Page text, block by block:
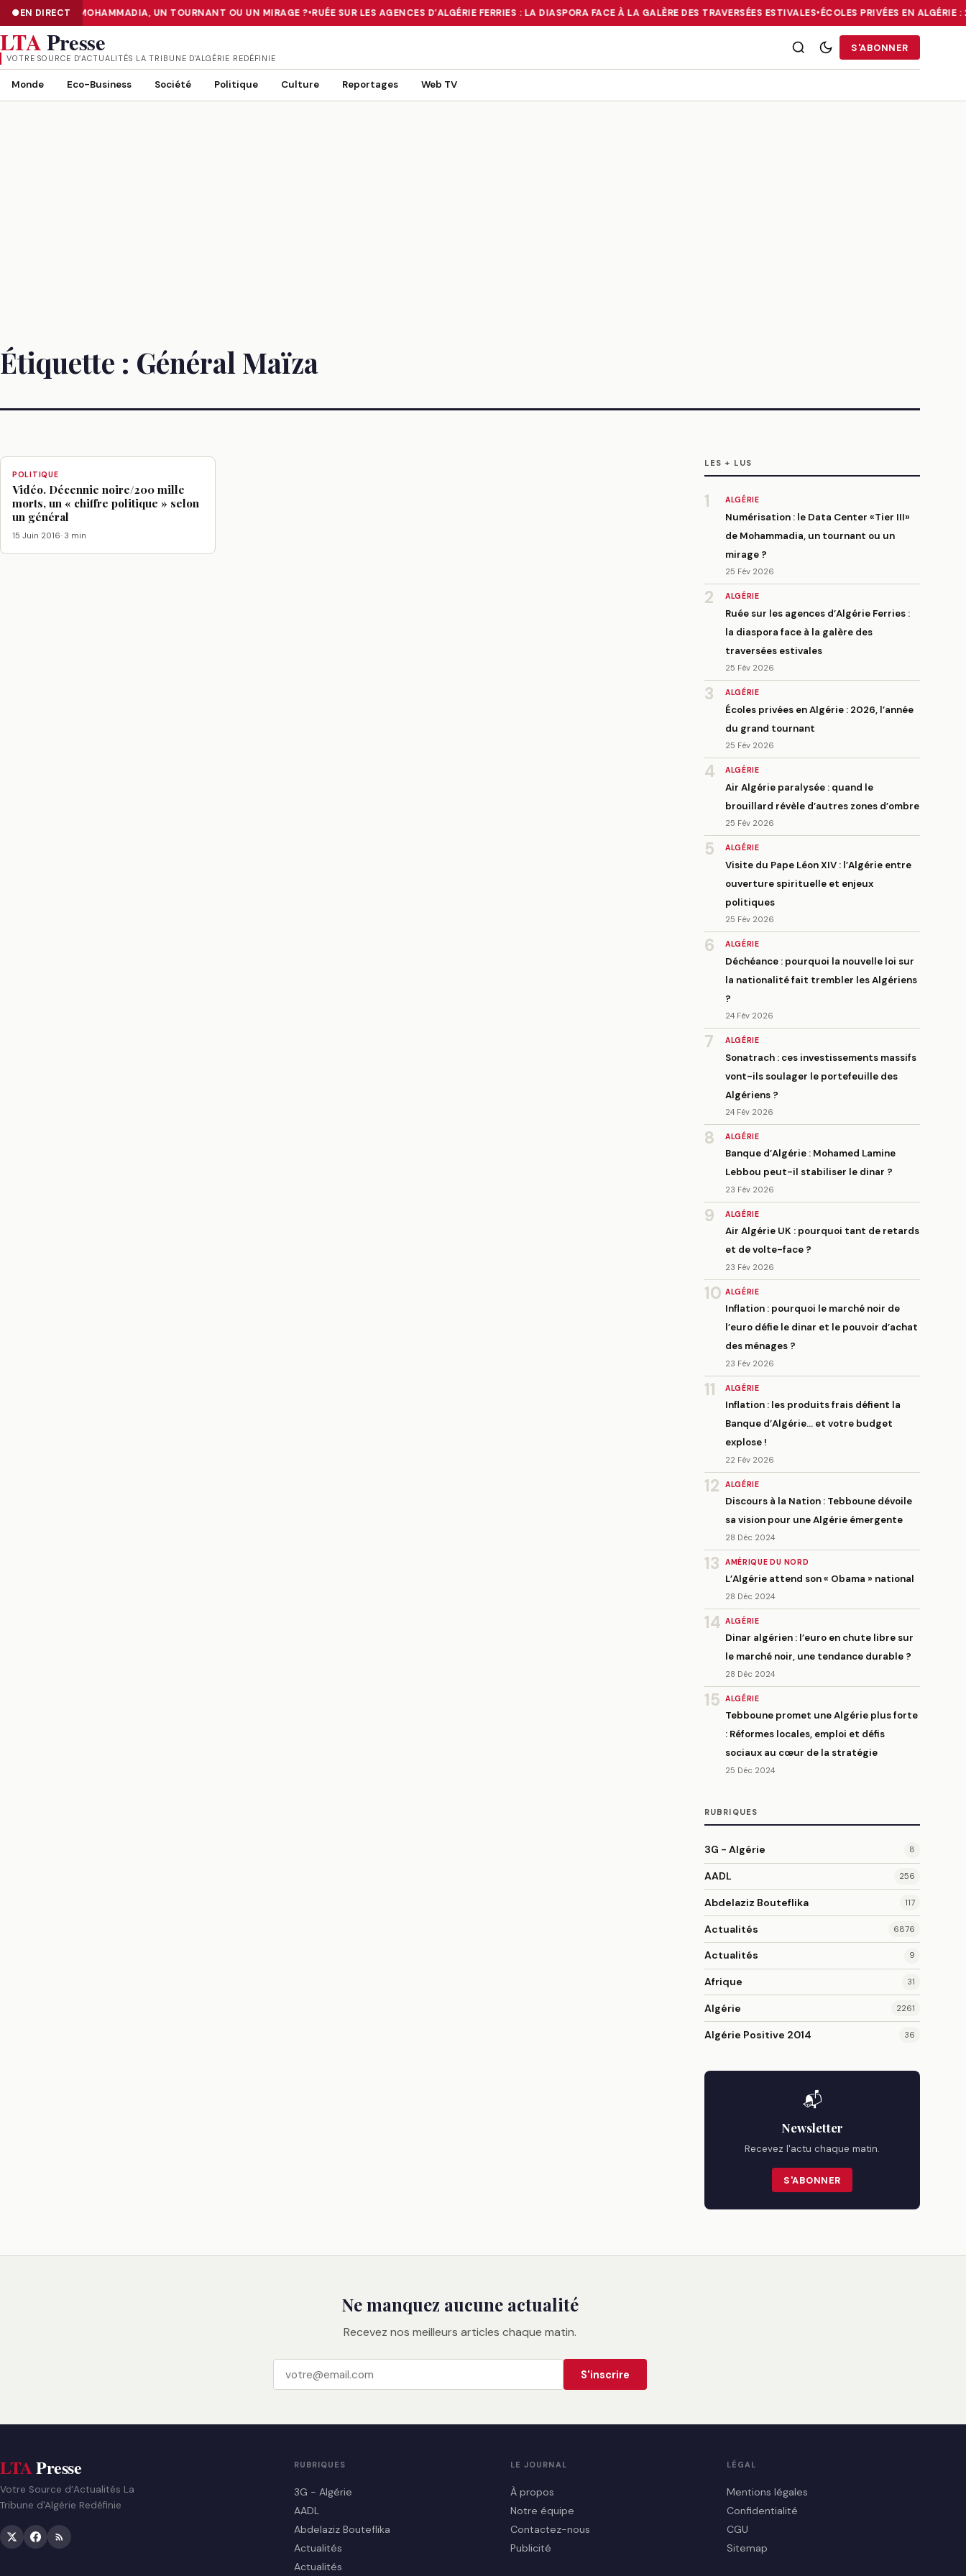
EN DIRECT
«TIER III» DE MOHAMMADIA, UN TOURNANT OU UN MIRAGE ? •RUÉE SUR LES AGENCES D’ALGÉRIE FERRIES : LA DIASPORA FACE À LA GALÈRE DES TRAVERSÉES ESTIVALES•ÉCOLES PRIVÉES EN ALGÉRIE :
NUMÉRISATION : LE DATA CENTER «TIER III» DE MOHAMMADIA, UN TOURNANT OU UN MIRAGE ?•RUÉE SUR LES AGENCES D’ALGÉRIE FERRIES : LA DIASPORA FACE À LA GALÈRE DES TRAVERSÉES
LTAPresse
VOTRE SOURCE D’ACTUALITÉS LA TRIBUNE D'ALGÉRIE REDÉFINIE
S'ABONNER
Monde Eco-Business Société Politique Culture Reportages Web TV
Étiquette : Général Maïza
POLITIQUE
Vidéo. Décennie noire/200 mille
morts, un « chiffre politique » selon
un général
15 Juin 2016· 3 min
LES + LUS
1 ALGÉRIE
Numérisation : le Data Center «Tier III»
de Mohammadia, un tournant ou un
mirage ?
25 Fév 2026
2 ALGÉRIE
Ruée sur les agences d’Algérie Ferries :
la diaspora face à la galère des
traversées estivales
25 Fév 2026
3 ALGÉRIE
Écoles privées en Algérie : 2026, l’année
du grand tournant
25 Fév 2026
4 ALGÉRIE
Air Algérie paralysée : quand le
brouillard révèle d’autres zones d’ombre
25 Fév 2026
5 ALGÉRIE
Visite du Pape Léon XIV : l’Algérie entre
ouverture spirituelle et enjeux
politiques
25 Fév 2026
6 ALGÉRIE
Déchéance : pourquoi la nouvelle loi sur
la nationalité fait trembler les Algériens
?
24 Fév 2026
7 ALGÉRIE
Sonatrach : ces investissements massifs
vont-ils soulager le portefeuille des
Algériens ?
24 Fév 2026
8 ALGÉRIE
Banque d’Algérie : Mohamed Lamine
Lebbou peut-il stabiliser le dinar ?
23 Fév 2026
9 ALGÉRIE
Air Algérie UK : pourquoi tant de retards
et de volte-face ?
23 Fév 2026
10 ALGÉRIE
Inflation : pourquoi le marché noir de
l’euro défie le dinar et le pouvoir d’achat
des ménages ?
23 Fév 2026
11 ALGÉRIE
Inflation : les produits frais défient la
Banque d’Algérie… et votre budget
explose !
22 Fév 2026
12 ALGÉRIE
Discours à la Nation : Tebboune dévoile
sa vision pour une Algérie émergente
28 Déc 2024
13 AMÉRIQUE DU NORD
L’Algérie attend son « Obama » national
28 Déc 2024
14 ALGÉRIE
Dinar algérien : l’euro en chute libre sur
le marché noir, une tendance durable ?
28 Déc 2024
15 ALGÉRIE
Tebboune promet une Algérie plus forte
: Réformes locales, emploi et défis
sociaux au cœur de la stratégie
25 Déc 2024
RUBRIQUES
3G - Algérie 8
AADL 256
Abdelaziz Bouteflika 117
Actualités 6876
Actualités 9
Afrique 31
Algérie 2261
Algérie Positive 2014 36
📬
Newsletter
Recevez l'actu chaque matin.
S'ABONNER
Ne manquez aucune actualité
Recevez nos meilleurs articles chaque matin.
S'inscrire
LTAPresse
Votre Source d’Actualités La
Tribune d'Algérie Redéfinie
RUBRIQUES
3G - Algérie
AADL
Abdelaziz Bouteflika
Actualités
Actualités
LE JOURNAL
À propos
Notre équipe
Contactez-nous
Publicité
LÉGAL
Mentions légales
Confidentialité
CGU
Sitemap